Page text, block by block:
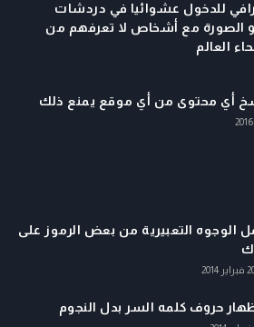
للدخول عشوائيا في دردشات
الصورة مع أشخاص لا تعرفهم من
العالم
أي محتوى من أي موقع يمنع ذلك
الوجوه التعبيرية من بعض الرموز على
حروف كلمه السر بدل النجوم